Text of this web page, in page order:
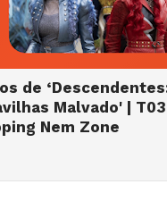
de
Malvado' |
Nem Zone